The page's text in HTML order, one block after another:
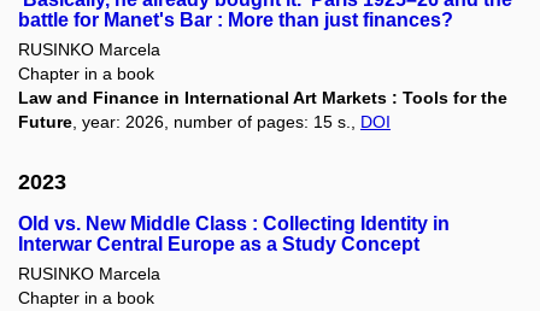
battle for Manet's Bar : More than just finances?
RUSINKO Marcela
Chapter in a book
Law and Finance in International Art Markets : Tools for the
Future, year: 2026, number of pages: 15 s., DOI
2023
Old vs. New Middle Class : Collecting Identity in
Interwar Central Europe as a Study Concept
RUSINKO Marcela
Chapter in a book